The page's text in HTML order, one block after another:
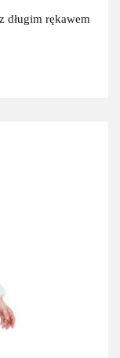
długim rękawem